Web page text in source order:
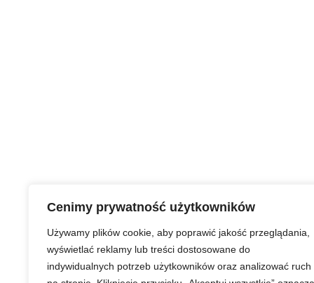
Cenimy prywatność użytkowników
Używamy plików cookie, aby poprawić jakość przeglądania,
wyświetlać reklamy lub treści dostosowane do
indywidualnych potrzeb użytkowników oraz analizować ruch